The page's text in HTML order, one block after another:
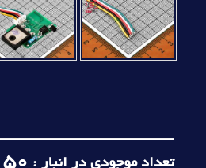
تعداد موجودی در انبار : 50